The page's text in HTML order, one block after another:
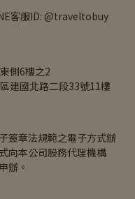
客服ID: @traveltobuy
側6樓之2
建國北路二段33號11樓
簽章法規範之電子方式辦
向本公司股務代理機構
辦。